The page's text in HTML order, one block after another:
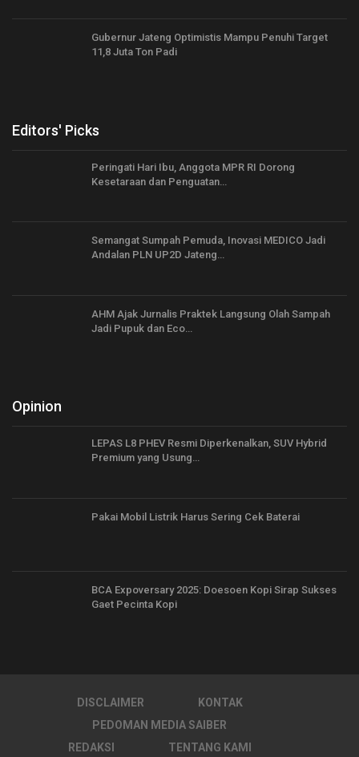
Gubernur Jateng Optimistis Mampu Penuhi Target
11,8 Juta Ton Padi
Editors' Picks
Peringati Hari Ibu, Anggota MPR RI Dorong
Kesetaraan dan Penguatan…
Semangat Sumpah Pemuda, Inovasi MEDICO Jadi
Andalan PLN UP2D Jateng…
AHM Ajak Jurnalis Praktek Langsung Olah Sampah
Jadi Pupuk dan Eco…
Opinion
LEPAS L8 PHEV Resmi Diperkenalkan, SUV Hybrid
Premium yang Usung…
Pakai Mobil Listrik Harus Sering Cek Baterai
BCA Expoversary 2025: Doesoen Kopi Sirap Sukses
Gaet Pecinta Kopi
DISCLAIMER
KONTAK
PEDOMAN MEDIA SAIBER
REDAKSI
TENTANG KAMI